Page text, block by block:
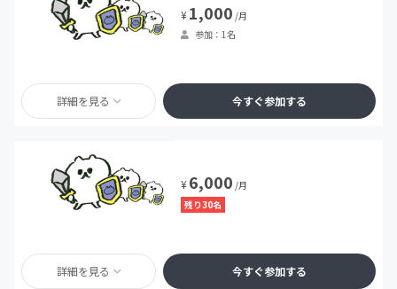
¥1,000 /月
参加：1名
詳細を見る 今すぐ参加する
¥6,000 /月
残り30名
詳細を見る 今すぐ参加する